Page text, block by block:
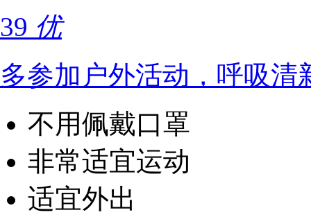
39 优
多参加户外活动，呼吸清
不用佩戴口罩
非常适宜运动
适宜外出